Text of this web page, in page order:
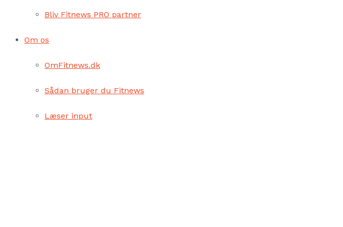
Bliv Fitnews PRO partner
Om os
OmFitnews.dk
Sådan bruger du Fitnews
Læser input